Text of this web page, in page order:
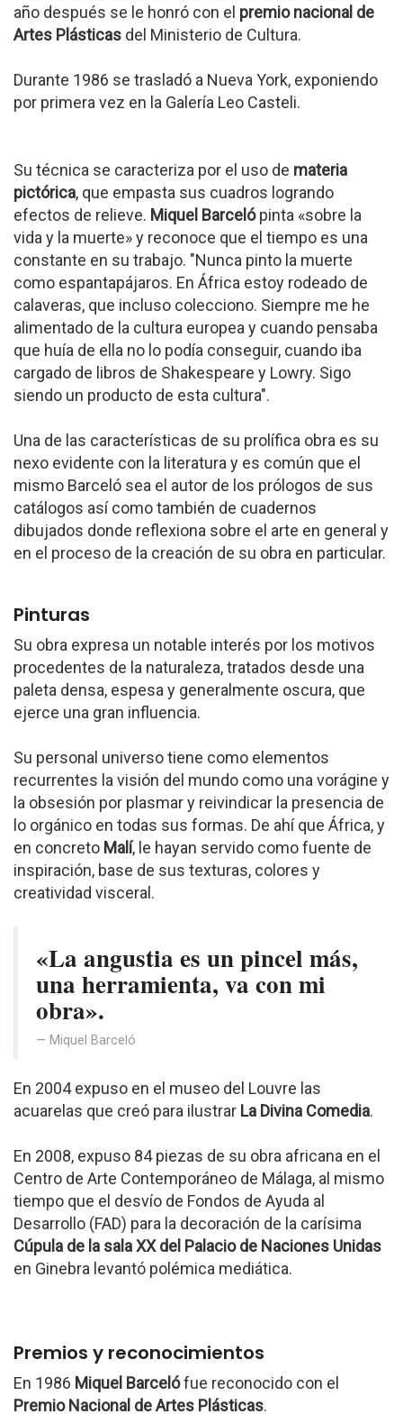
año después se le honró con el premio nacional de
Artes Plásticas del Ministerio de Cultura.
Durante 1986 se trasladó a Nueva York, exponiendo
por primera vez en la Galería Leo Casteli.
Su técnica se caracteriza por el uso de materia
pictórica, que empasta sus cuadros logrando
efectos de relieve. Miquel Barcelópinta «sobre la
vida y la muerte» y reconoce que el tiempo es una
constante en su trabajo. "Nunca pinto la muerte
como espantapájaros. En África estoy rodeado de
calaveras, que incluso colecciono. Siempre me he
alimentado de la cultura europea y cuando pensaba
que huía de ella no lo podía conseguir, cuando iba
cargado de libros de Shakespeare y Lowry. Sigo
siendo un producto de esta cultura".
Una de las características de su prolífica obra es su
nexo evidente con la literatura y es común que el
mismo Barceló sea el autor de los prólogos de sus
catálogos así como también de cuadernos
dibujados donde reflexiona sobre el arte en general y
en el proceso de la creación de su obra en particular.
Pinturas
Su obra expresa un notable interés por los motivos
procedentes de la naturaleza, tratados desde una
paleta densa, espesa y generalmente oscura, que
ejerce una gran influencia.
Su personal universo tiene como elementos
recurrentes la visión del mundo como una vorágine y
la obsesión por plasmar y reivindicar la presencia de
lo orgánico en todas sus formas. De ahí que África, y
en concreto Malí, le hayan servido como fuente de
inspiración, base de sus texturas, colores y
creatividad visceral.
«La angustia es un pincel más,
una herramienta, va con mi
obra».
Miquel Barceló
En 2004 expuso en el museo del Louvre las
acuarelas que creó para ilustrar La Divina Comedia.
En 2008, expuso 84 piezas de su obra africana en el
Centro de Arte Contemporáneo de Málaga, al mismo
tiempo que el desvío de Fondos de Ayuda al
Desarrollo (FAD) para la decoración de la carísima
Cúpula de la sala XX del Palacio de Naciones Unidas
en Ginebra levantó polémica mediática.
Premios y reconocimientos
En 1986 Miquel Barcelófue reconocido con el
Premio Nacional de Artes Plásticas.